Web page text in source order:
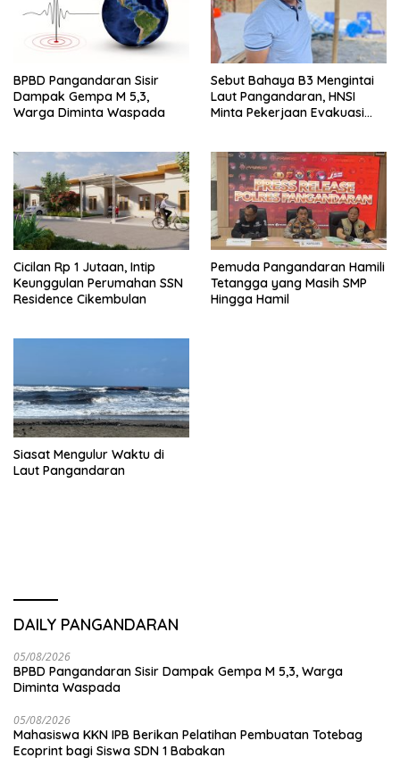
BPBD Pangandaran Sisir
Dampak Gempa M 5,3,
Warga Diminta Waspada
Sebut Bahaya B3 Mengintai
Laut Pangandaran, HNSI
Minta Pekerjaan Evakuasi
Cicilan Rp 1 Jutaan, Intip
Keunggulan Perumahan SSN
Residence Cikembulan
Pemuda Pangandaran Hamili
Tetangga yang Masih SMP
Hingga Hamil
Siasat Mengulur Waktu di
Laut Pangandaran
DAILY PANGANDARAN
05/08/2026
BPBD Pangandaran Sisir Dampak Gempa M 5,3, Warga
Diminta Waspada
05/08/2026
Mahasiswa KKN IPB Berikan Pelatihan Pembuatan Totebag
Ecoprint bagi Siswa SDN 1 Babakan